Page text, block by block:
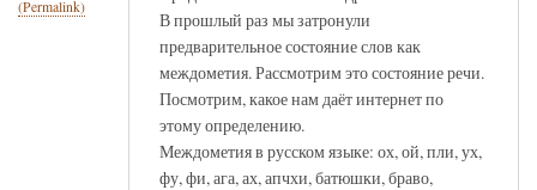
(Permalink)
В прошлый раз мы затронули
предварительное состояние слов как
междометия. Рассмотрим это состояние речи.
Посмотрим, какое нам даёт интернет по
этому определению.
Междометия в русском языке: ох, ой, пли, ух,
фу, фи, ага, ах, апчхи, батюшки, браво,